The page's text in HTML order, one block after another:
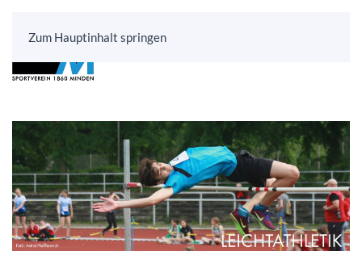
Zum Hauptinhalt springen